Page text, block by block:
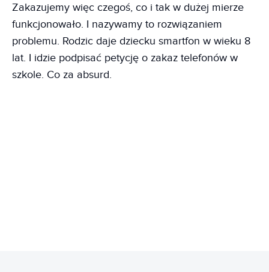
Zakazujemy więc czegoś, co i tak w dużej mierze
funkcjonowało. I nazywamy to rozwiązaniem
problemu. Rodzic daje dziecku smartfon w wieku 8
lat. I idzie podpisać petycję o zakaz telefonów w
szkole. Co za absurd.